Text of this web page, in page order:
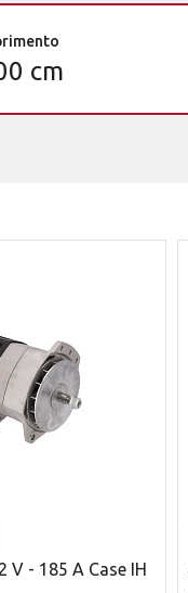
cm
- 185 A Case IH